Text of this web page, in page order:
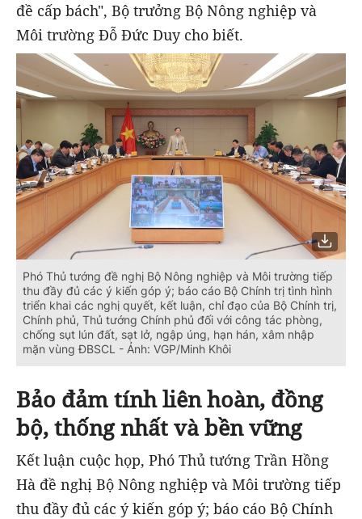
đề cấp bách", Bộ trưởng Bộ Nông nghiệp và
Môi trường Đỗ Đức Duy cho biết.
Phó Thủ tướng đề nghị Bộ Nông nghiệp và Môi trường tiếp
thu đầy đủ các ý kiến góp ý; báo cáo Bộ Chính trị tình hình
triển khai các nghị quyết, kết luận, chỉ đạo của Bộ Chính trị,
Chính phủ, Thủ tướng Chính phủ đối với công tác phòng,
chống sụt lún đất, sạt lở, ngập úng, hạn hán, xâm nhập
mặn vùng ĐBSCL - Ảnh: VGP/Minh Khôi
Bảo đảm tính liên hoàn, đồng
bộ, thống nhất và bền vững
Kết luận cuộc họp, Phó Thủ tướng Trần Hồng
Hà đề nghị Bộ Nông nghiệp và Môi trường tiếp
thu đầy đủ các ý kiến góp ý; báo cáo Bộ Chính